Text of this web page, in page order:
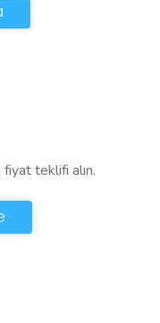
fiyat teklifi alın.